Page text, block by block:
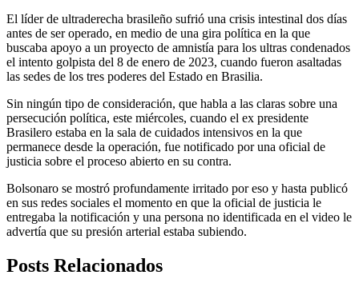
El líder de ultraderecha brasileño sufrió una crisis intestinal dos días
antes de ser operado, en medio de una gira política en la que
buscaba apoyo a un proyecto de amnistía para los ultras condenados
el intento golpista del 8 de enero de 2023, cuando fueron asaltadas
las sedes de los tres poderes del Estado en Brasilia.
Sin ningún tipo de consideración, que habla a las claras sobre una
persecución política, este miércoles, cuando el ex presidente
Brasilero estaba en la sala de cuidados intensivos en la que
permanece desde la operación, fue notificado por una oficial de
justicia sobre el proceso abierto en su contra.
Bolsonaro se mostró profundamente irritado por eso y hasta publicó
en sus redes sociales el momento en que la oficial de justicia le
entregaba la notificación y una persona no identificada en el video le
advertía que su presión arterial estaba subiendo.
Posts Relacionados